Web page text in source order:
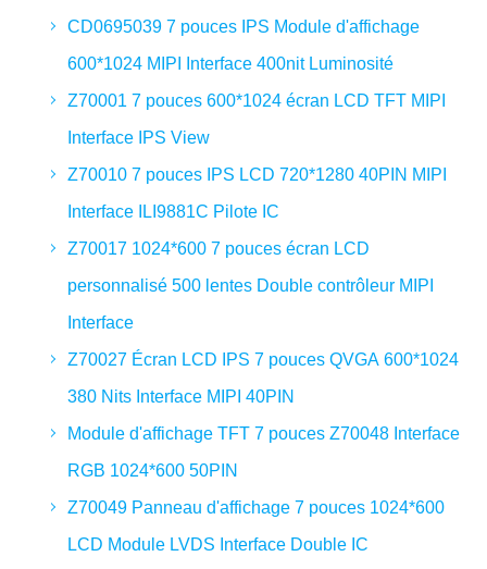
CD0695039 7 pouces IPS Module d'affichage
600*1024 MIPI Interface 400nit Luminosité
Z70001 7 pouces 600*1024 écran LCD TFT MIPI
Interface IPS View
Z70010 7 pouces IPS LCD 720*1280 40PIN MIPI
Interface ILI9881C Pilote IC
Z70017 1024*600 7 pouces écran LCD
personnalisé 500 lentes Double contrôleur MIPI
Interface
Z70027 Écran LCD IPS 7 pouces QVGA 600*1024
380 Nits Interface MIPI 40PIN
Module d'affichage TFT 7 pouces Z70048 Interface
RGB 1024*600 50PIN
Z70049 Panneau d'affichage 7 pouces 1024*600
LCD Module LVDS Interface Double IC